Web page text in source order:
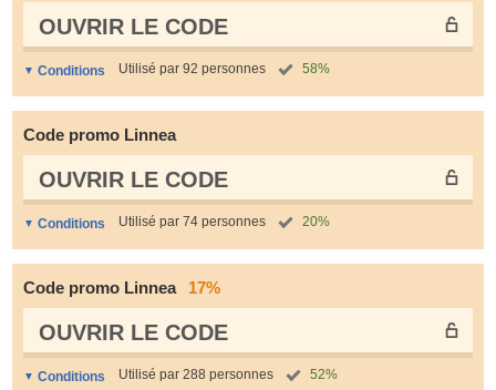
OUVRIR LE СODE
Conditions Utilisé par 92 personnes 58%
Code promo Linnea
OUVRIR LE СODE
Conditions Utilisé par 74 personnes 20%
Code promo Linnea 17%
OUVRIR LE СODE
Conditions Utilisé par 288 personnes 52%